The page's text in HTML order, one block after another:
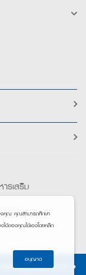
รเสริม
ภาพ
วลผลข้อมูลส่วนบุคคล
•
องคุณ คุณสามารถศึกษา
ได้ของคุณได้เองโดยคลิก
อนุญาต